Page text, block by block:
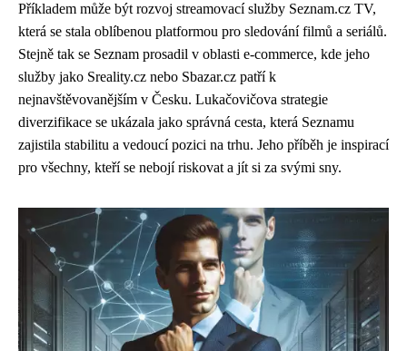
Příkladem může být rozvoj streamovací služby Seznam.cz TV,
která se stala oblíbenou platformou pro sledování filmů a seriálů.
Stejně tak se Seznam prosadil v oblasti e-commerce, kde jeho
služby jako Sreality.cz nebo Sbazar.cz patří k
nejnavštěvovanějším v Česku. Lukačovičova strategie
diverzifikace se ukázala jako správná cesta, která Seznamu
zajistila stabilitu a vedoucí pozici na trhu. Jeho příběh je inspirací
pro všechny, kteří se nebojí riskovat a jít si za svými sny.